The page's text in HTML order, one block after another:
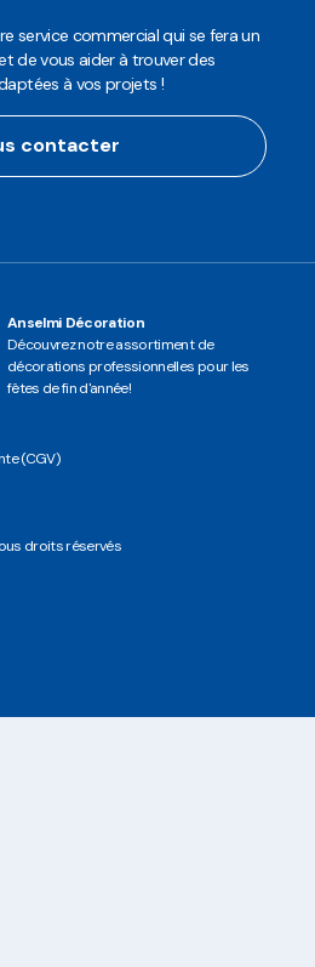
service commercial qui se fera un
de vous aider à trouver des
à vos projets !
contacter
Anselmi Décoration
Découvrez notre assortiment de
décorations professionnelles pour les
fêtes de fin d'année!
(CGV)
droits réservés